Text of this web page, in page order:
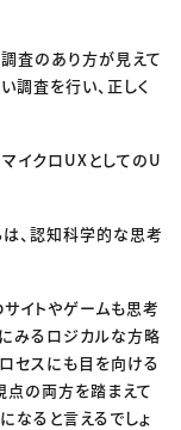
査のあり方が見えて
調査を行い、正しく
マイクロUXとしてのU
は、認知科学的な思考
イトやゲームも思考
みるロジカルな方略
セスにも目を向ける
点の両方を踏まえて
なると言えるでしょ